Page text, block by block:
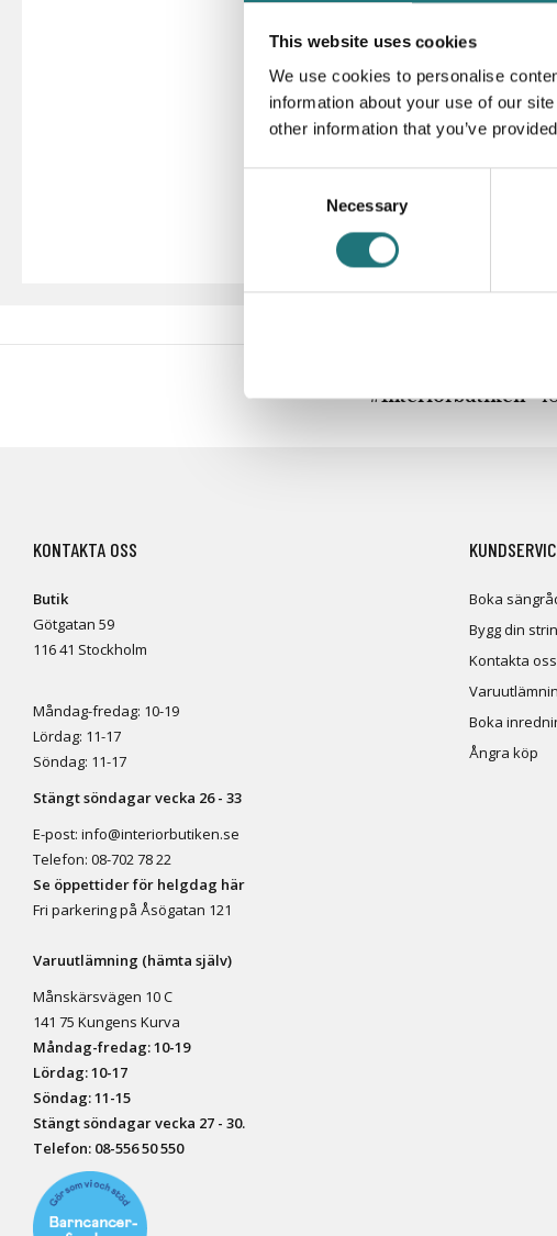
This website uses cookies
We use cookies to personalise
information about your use of our
other information that you’ve
Necessary
#Interiörbutiken-
KONTAKTA OSS
Butik
Götgatan 59
116 41 Stockholm
Måndag-fredag: 10-19
Lördag: 11-17
Söndag: 11-17
Stängt söndagar vecka 26 - 33
E-post: info@interiorbutiken.se
Telefon: 08-702 78 22
Se öppettider för helgdag här
Fri parkering på Åsögatan 121
Varuutlämning (hämta själv)
Månskärsvägen 10 C
141 75 Kungens Kurva
Måndag-fredag: 10-19
Lördag: 10-17
Söndag: 11-15
Stängt söndagar vecka 27 - 30.
Telefon: 08-556 50 550
Boka
Bygg din
Kontakta oss
Boka
Ångra köp